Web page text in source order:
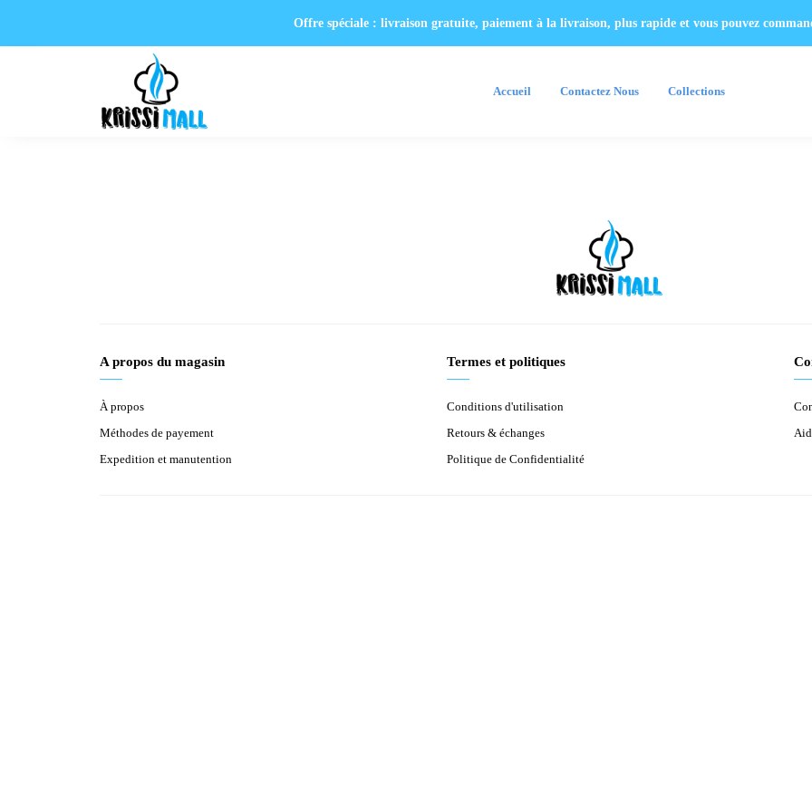
Offre spéciale : livraison gratuite, paiement à la livraison, plus rapide et vous pouvez
Accueil Contactez Nous Collections
A propos du magasin
À propos
Méthodes de payement
Expedition et manutention
Termes et politiques
Conditions d'utilisation
Retours & échanges
Politique de Confidentialité